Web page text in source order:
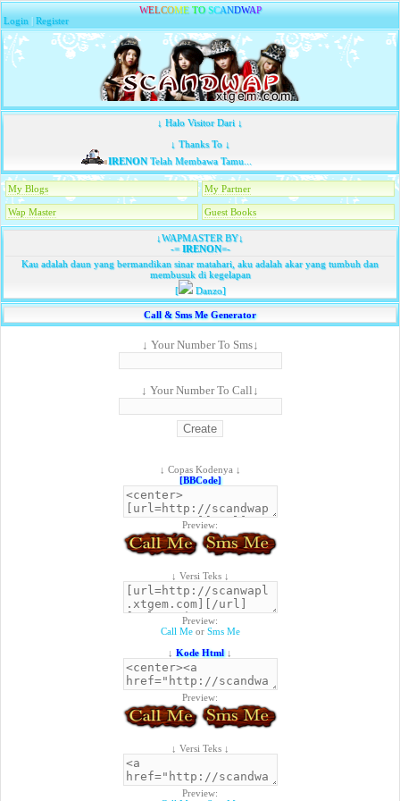
WELCOME TO SCANDWAP
Login |Register
↓ Halo Visitor Dari ↓
↓ Thanks To ↓
IRENONTelah Membawa Tamu...
My Blogs My Partner
Wap Master Guest Books
↓WAPMASTER BY↓
-=IRENON=-
Kau adalah daun yang bermandikan sinar matahari, aku adalah akar yang tumbuh dan
membusuk di kegelapan
[
Danzo]
Call & Sms Me Generator
↓ Your Number To Sms↓
↓ Your Number To Call↓
↓ Copas Kodenya ↓
[BBCode]
Preview:
↓ Versi Teks ↓
Preview:
Call Meor Sms Me
↓ Kode Html↓
Preview:
↓ Versi Teks ↓
Preview: